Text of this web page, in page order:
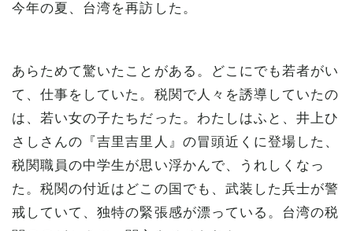
今年の夏、台湾を再訪した。
あらためて驚いたことがある。どこにでも若者がい
て、仕事をしていた。税関で人々を誘導していたの
は、若い女の子たちだった。わたしはふと、井上ひ
さしさんの『吉里吉里人』の冒頭近くに登場した、
税関職員の中学生が思い浮かんで、うれしくなっ
た。税関の付近はどこの国でも、武装した兵士が警
戒していて、独特の緊張感が漂っている。台湾の税